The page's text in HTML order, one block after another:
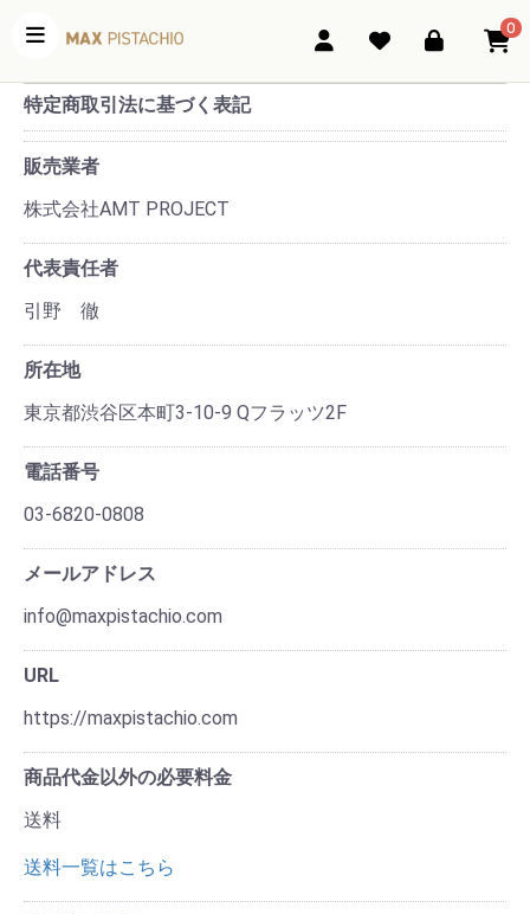
0
特定商取引法に基づく表記
販売業者
株式会社AMT PROJECT
代表責任者
引野 徹
所在地
東京都渋谷区本町3-10-9 Qフラッツ2F
電話番号
03-6820-0808
メールアドレス
info@maxpistachio.com
URL
https://maxpistachio.com
商品代金以外の必要料金
送料
送料一覧はこちら